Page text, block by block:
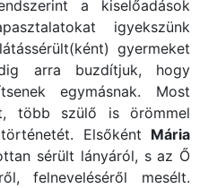
a kiselőadások
igyekszünk
gyermeket
arra buzdítjuk, hogy
egymásnak. Most
több szülő is örömmel
Elsőként Mária
sérült lányáról, s az Ő
felneveléséről mesélt.